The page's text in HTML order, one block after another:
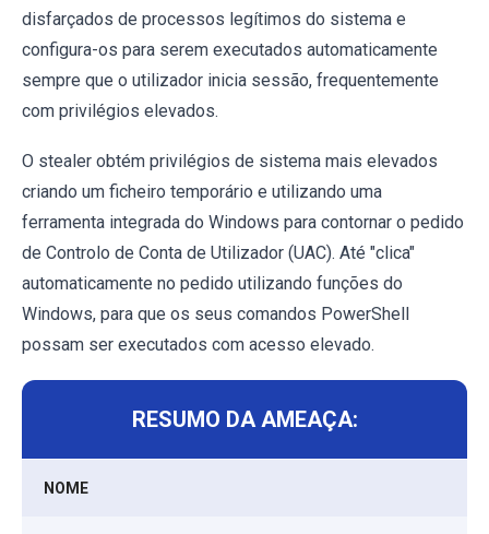
disfarçados de processos legítimos do sistema e
configura-os para serem executados automaticamente
sempre que o utilizador inicia sessão, frequentemente
com privilégios elevados.
O stealer obtém privilégios de sistema mais elevados
criando um ficheiro temporário e utilizando uma
ferramenta integrada do Windows para contornar o pedido
de Controlo de Conta de Utilizador (UAC). Até "clica"
automaticamente no pedido utilizando funções do
Windows, para que os seus comandos PowerShell
possam ser executados com acesso elevado.
RESUMO DA AMEAÇA:
NOME